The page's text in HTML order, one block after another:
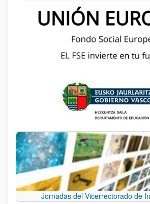
Jornadas del Vicerrectorado de